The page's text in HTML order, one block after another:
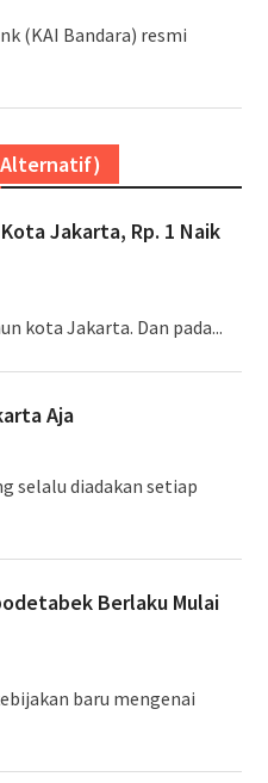
(KAI Bandara) resmi
Alternatif)
Jakarta, Rp. 1 Naik
kota Jakarta. Dan pada...
Aja
selalu diadakan setiap
Berlaku Mulai
baru mengenai